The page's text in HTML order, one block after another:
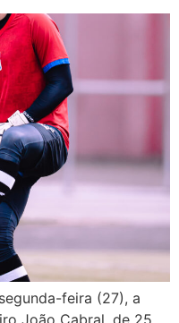
feira (27), a
João Cabral, de 25